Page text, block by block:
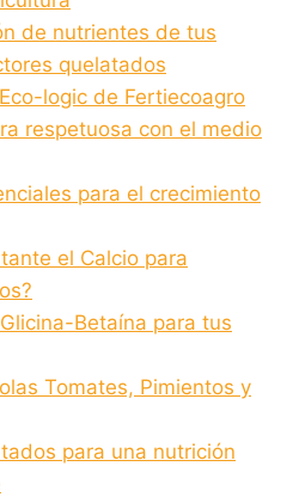
de nutrientes de tus
quelatados
logic de Fertiecoagro
respetuosa con el medio
para el crecimiento
el Calcio para
Betaína para tus
Tomates, Pimientos y
para una nutrición